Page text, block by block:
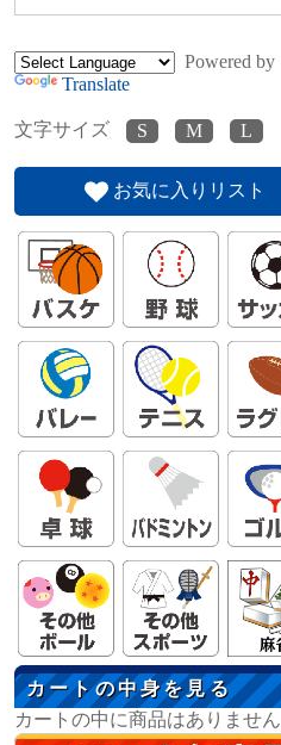
Powered by
Translate
文字サイズ
お気に入りリスト
カートの中身を見る
カートの中に商品はありません